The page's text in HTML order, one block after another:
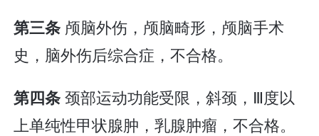
第三条 颅脑外伤，颅脑畸形，颅脑手术
史，脑外伤后综合症，不合格。
第四条颈部运动功能受限，斜颈，Ⅲ度以
上单纯性甲状腺肿，乳腺肿瘤，不合格。